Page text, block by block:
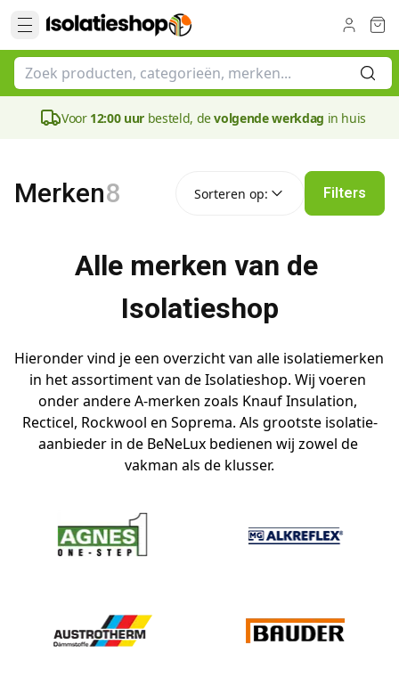
Voor 12:00 uur besteld, devolgende werkdag in huis
Merken8 Sorteren op: Filters
Alle merken van de
Isolatieshop
Hieronder vind je een overzicht van alle isolatiemerken
in het assortiment van de Isolatieshop. Wij voeren
onder andere A-merken zoals Knauf Insulation,
Recticel, Rockwool en Soprema. Als grootste isolatie-
aanbieder in de BeNeLux bedienen wij zowel de
vakman als de klusser.